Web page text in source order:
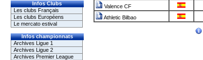
Infos Clubs
Les clubs Français
Les clubs Européens
Le mercato estival
Infos championnats
Archives Ligue 1
Archives Ligue 2
Archives Premier League
Valence CF
Athletic Bilbao